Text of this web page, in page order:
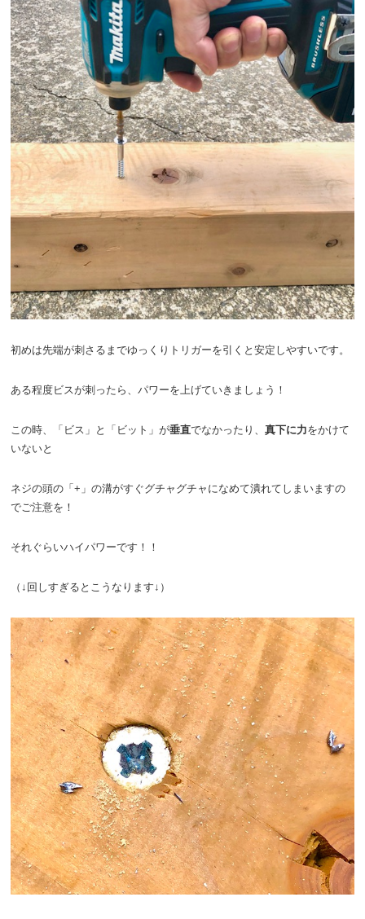
初めは先端が刺さるまでゆっくりトリガーを引くと安定しやすいです。
ある程度ビスが刺ったら、パワーを上げていきましょう！
この時、「ビス」と「ビット」が垂直でなかったり、真下に力をかけて
いないと
ネジの頭の「+」の溝がすぐグチャグチャになめて潰れてしまいますの
でご注意を！
それぐらいハイパワーです！！
（↓回しすぎるとこうなります↓）